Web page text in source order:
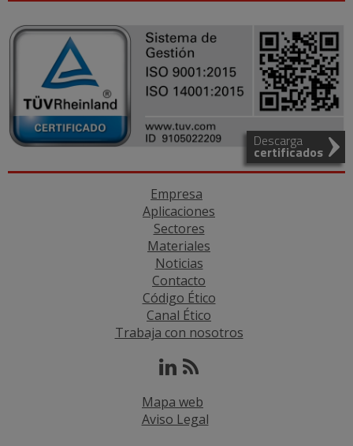
Descarga
certificados
Empresa
Aplicaciones
Sectores
Materiales
Noticias
Contacto
Código Ético
Canal Ético
Trabaja con nosotros
Mapa web
Aviso Legal